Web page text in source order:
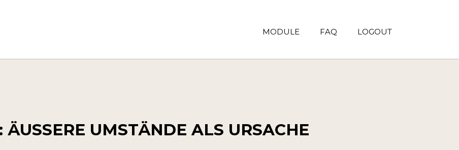
MODULE FAQ LOGOUT
UMSTÄNDE ALS URSACHE